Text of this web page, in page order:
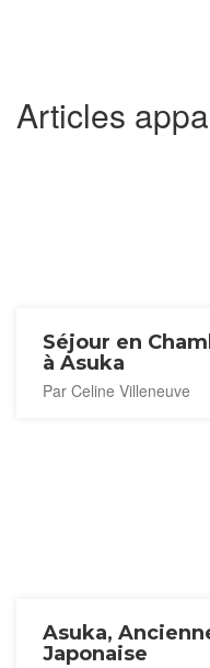
Articles
Séjour en
à Asuka
Par Celine Villeneuve
Asuka,
Japonaise